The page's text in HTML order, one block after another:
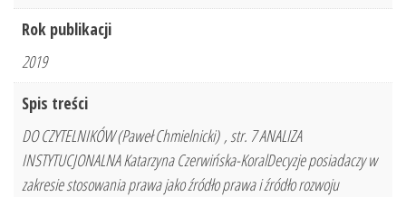
Rok publikacji
2019
Spis treści
DO CZYTELNIKÓW (Paweł Chmielnicki) , str. 7 ANALIZA
INSTYTUCJONALNA Katarzyna Czerwińska-KoralDecyzje posiadaczy w
zakresie stosowania prawa jako źródło prawa i źródło rozwoju